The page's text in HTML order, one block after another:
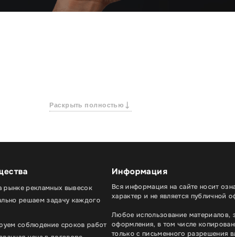
Раскрыть полностью
рынке рекламных вывесок
решаем задачу каждого
соблюдение сроков работ
Информация
Вся информация на сайте носит
характер и не является публичной
Любое использование материалов,
оформления, в том числе
только с письменного разрешения